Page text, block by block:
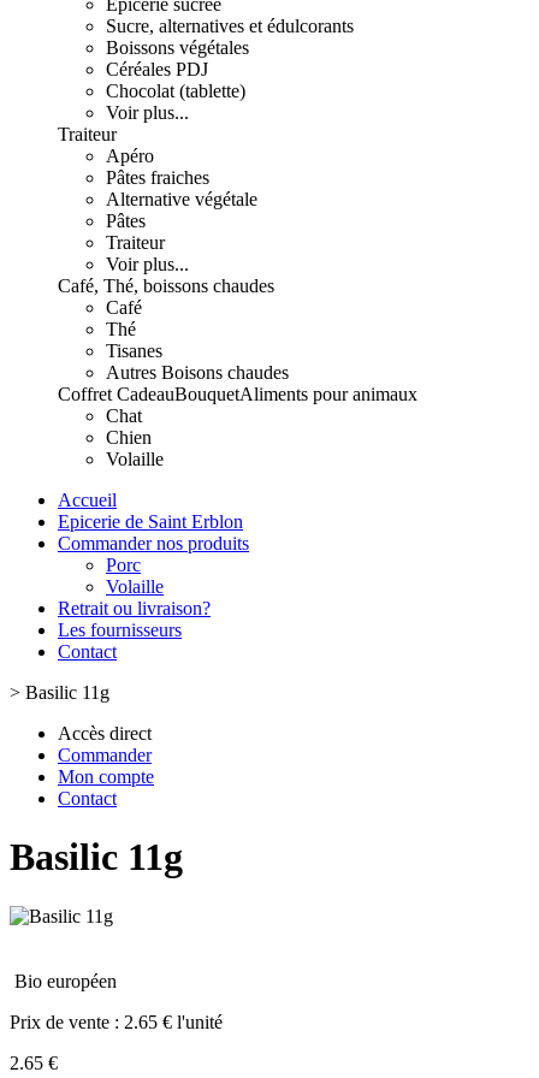
Epicerie sucrée
Sucre, alternatives et édulcorants
Boissons végétales
Céréales PDJ
Chocolat (tablette)
Voir plus...
Traiteur
Apéro
Pâtes fraiches
Alternative végétale
Pâtes
Traiteur
Voir plus...
Café, Thé, boissons chaudes
Café
Thé
Tisanes
Autres Boisons chaudes
Coffret CadeauBouquetAliments pour animaux
Chat
Chien
Volaille
Accueil
Epicerie de Saint Erblon
Commander nos produits
Porc
Volaille
Retrait ou livraison?
Les fournisseurs
Contact
> Basilic 11g
Accès direct
Commander
Mon compte
Contact
Basilic 11g
Bio européen
Prix de vente : 2.65 € l'unité
2.65 €